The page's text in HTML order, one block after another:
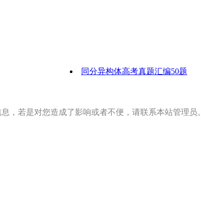
同分异构体高考真题汇编50题
，若是对您造成了影响或者不便，请联系本站管理员。